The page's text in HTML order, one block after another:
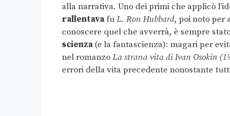
alla narrativa. Uno dei primi che applicò
rallentavafuL. Ron Hubbard, poi noto per
conoscere quel che avverrà, è sempre
scienza (e la fantascienza): magari per
nel romanzoLa strana vita di Ivan Osokin
errori della vita precedente nonostante